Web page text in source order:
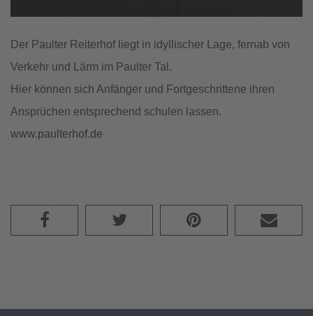
Der Paulter Reiterhof liegt in idyllischer Lage, fernab von
Verkehr und Lärm im Paulter Tal.
Hier können sich Anfänger und Fortgeschrittene ihren
Ansprüchen entsprechend schulen lassen.
www.paulterhof.de